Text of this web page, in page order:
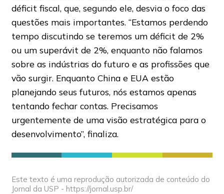
déficit fiscal, que, segundo ele, desvia o foco das
questões mais importantes. “Estamos perdendo
tempo discutindo se teremos um déficit de 2%
ou um superávit de 2%, enquanto não falamos
sobre as indústrias do futuro e as profissões que
vão surgir. Enquanto China e EUA estão
planejando seus futuros, nós estamos apenas
tentando fechar contas. Precisamos
urgentemente de uma visão estratégica para o
desenvolvimento”, finaliza.
Este texto é uma reprodução autorizada de conteúdo do
Jornal da USP - https://jornal.usp.br/